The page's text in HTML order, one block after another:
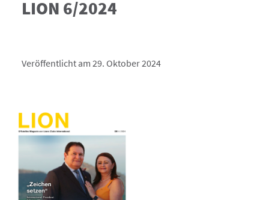
LION 6/2024
Veröffentlicht am 29. Oktober 2024